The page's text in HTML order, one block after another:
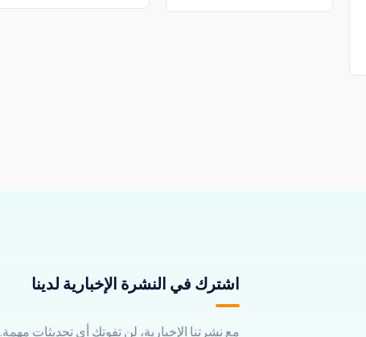
اشترك في النشرة الإخبارية لدينا
مع نشرتنا الإخبارية، لن تفوتك أي تحديثات مهمة.